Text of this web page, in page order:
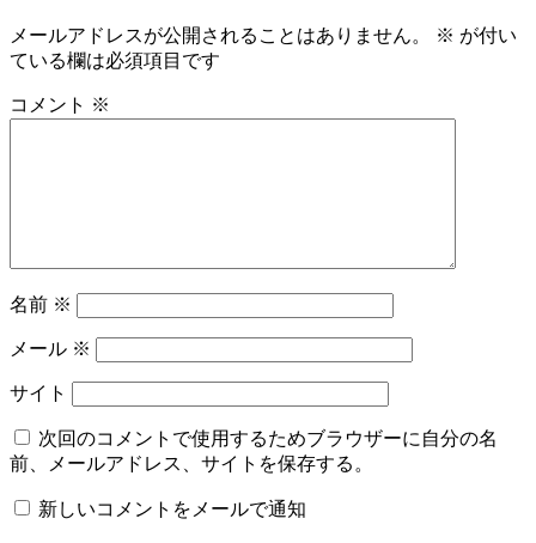
メールアドレスが公開されることはありません。 ※ が付い
ている欄は必須項目です
コメント ※
名前 ※
メール ※
サイト
次回のコメントで使用するためブラウザーに自分の名
前、メールアドレス、サイトを保存する。
新しいコメントをメールで通知